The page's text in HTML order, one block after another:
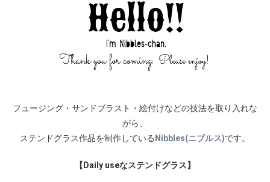
フュージング・サンドブラスト・絵付けなどの技法を取り入れな
がら、
ステンドグラス作品を制作している Nibbles(ニブルス)です。
【Daily useなステンドグラス】